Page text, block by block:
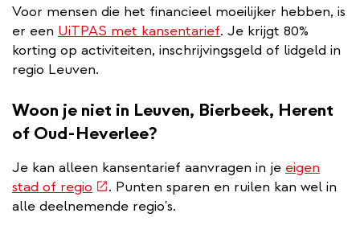
Voor mensen die het financieel moeilijker hebben, is
er een UiTPAS met kansentarief. Je krijgt 80%
korting op activiteiten, inschrijvingsgeld of lidgeld in
regio Leuven.
Woon je niet in Leuven, Bierbeek, Herent
of Oud-Heverlee?
Je kan alleen kansentarief aanvragen in je eigen
stad of regio (externe
link)
. Punten sparen en ruilen kan wel in
alle deelnemende regio's.